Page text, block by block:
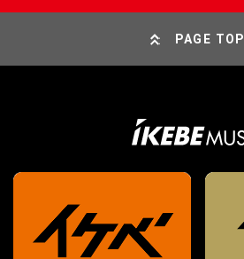
PAGE TOP